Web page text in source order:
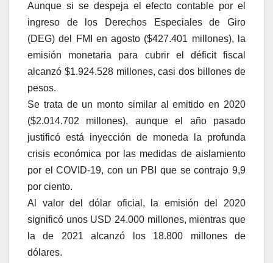
Aunque si se despeja el efecto contable por el
ingreso de los Derechos Especiales de Giro
(DEG) del FMI en agosto ($427.401 millones), la
emisión monetaria para cubrir el déficit fiscal
alcanzó $1.924.528 millones, casi dos billones de
pesos.
Se trata de un monto similar al emitido en 2020
($2.014.702 millones), aunque el año pasado
justificó está inyección de moneda la profunda
crisis económica por las medidas de aislamiento
por el COVID-19, con un PBI que se contrajo 9,9
por ciento.
Al valor del dólar oficial, la emisión del 2020
significó unos USD 24.000 millones, mientras que
la de 2021 alcanzó los 18.800 millones de
dólares.